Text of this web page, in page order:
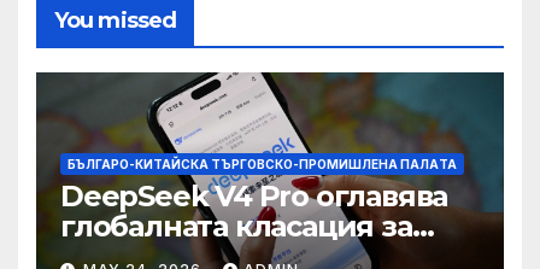
You missed
БЪЛГАРО-КИТАЙСКА ТЪРГОВСКО-ПРОМИШЛЕНА ПАЛAТА
DeepSeek V4 Pro оглавява
глобалната класация за
печалба след 75%